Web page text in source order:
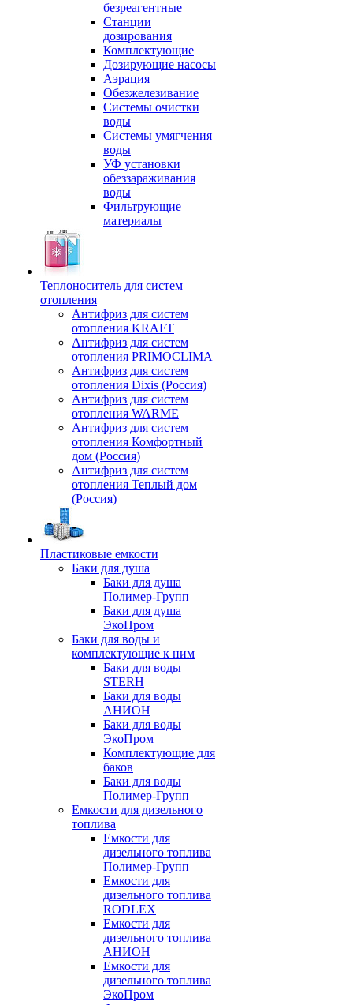
безреагентные
Станции
дозирования
Комплектующие
Дозирующие насосы
Аэрация
Обезжелезивание
Системы очистки
воды
Системы умягчения
воды
УФ установки
обеззараживания
воды
Фильтрующие
материалы
Теплоноситель для систем
отопления
Антифриз для систем
отопления KRAFT
Антифриз для систем
отопления PRIMOCLIMA
Антифриз для систем
отопления Dixis (Россия)
Антифриз для систем
отопления WARME
Антифриз для систем
отопления Комфортный
дом (Россия)
Антифриз для систем
отопления Теплый дом
(Россия)
Пластиковые емкости
Баки для душа
Баки для душа
Полимер-Групп
Баки для душа
ЭкоПром
Баки для воды и
комплектующие к ним
Баки для воды
STERH
Баки для воды
АНИОН
Баки для воды
ЭкоПром
Комплектующие для
баков
Баки для воды
Полимер-Групп
Емкости для дизельного
топлива
Емкости для
дизельного топлива
Полимер-Групп
Емкости для
дизельного топлива
RODLEX
Емкости для
дизельного топлива
АНИОН
Емкости для
дизельного топлива
ЭкоПром